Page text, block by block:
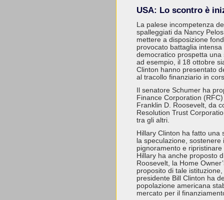
USA: Lo scontro è
La palese incompetenza
spalleggiati da Nancy
mettere a disposizione
provocato battaglia
democratico prospetta una
ad esempio, il 18 ottobre
Clinton hanno presentato
al tracollo finanziario in
Il senatore Schumer ha
Finance Corporation
Franklin D. Roosevelt, da
Resolution Trust
tra gli altri.
Hillary Clinton ha fatto
la speculazione,
pignoramento e
Hillary ha anche proposto
Roosevelt, la Home
proposito di tale
presidente Bill Clinton ha
popolazione americana
mercato per il